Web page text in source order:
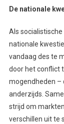
De nationale
Als
nationale
vandaag des te
door het conflict
mogendheden –
anderzijds.
strijd om
verschillen uit te